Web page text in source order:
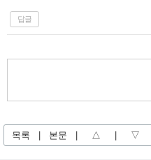
답글
목록 본문 △ ▽